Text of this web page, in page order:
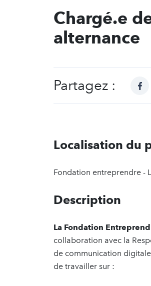
Chargé.e
alternance
Partagez :
Localisation du
Fondation entreprendre -
Description
La Fondation
collaboration avec la
de communication
de travailler sur :